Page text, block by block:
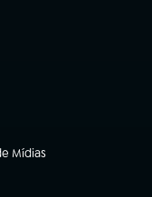
Mídias